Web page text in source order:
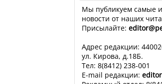
Мы публикуем самые
новости от наших
Присылайте: editor
Адрес редакции:
ул. Кирова, д.18Б.
Тел: 8(8412) 238-001
E-mail редакции: editor